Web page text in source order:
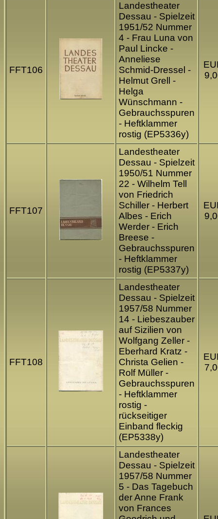
FFT106
Landestheater
Dessau - Spielzeit
1951/52 Nummer
4 - Frau Luna von
Paul Lincke -
Anneliese
Schmid-Dressel -
Helmut Grell -
Helga
Wünschmann -
Gebrauchsspuren
- Heftklammer
rostig (EP5336y)
FFT107
Landestheater
Dessau - Spielzeit
1950/51 Nummer
22 - Wilhelm Tell
von Friedrich
Schiller - Herbert
Albes - Erich
Werder - Erich
Breese -
Gebrauchsspuren
- Heftklammer
rostig (EP5337y)
FFT108
Landestheater
Dessau - Spielzeit
1957/58 Nummer
14 - Liebeszauber
auf Sizilien von
Wolfgang Zeller -
Eberhard Kratz -
Christa Gelien -
Rolf Müller -
Gebrauchsspuren
- Heftklammer
rostig -
rückseitiger
Einband fleckig
(EP5338y)
Landestheater
Dessau - Spielzeit
1957/58 Nummer
5 - Das Tagebuch
der Anne Frank
von Frances